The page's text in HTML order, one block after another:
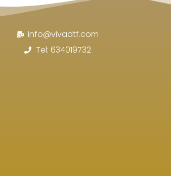
info@vivadtf.com
Tel: 634019732